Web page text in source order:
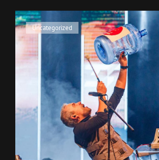
Cat
Links
Uncategorized